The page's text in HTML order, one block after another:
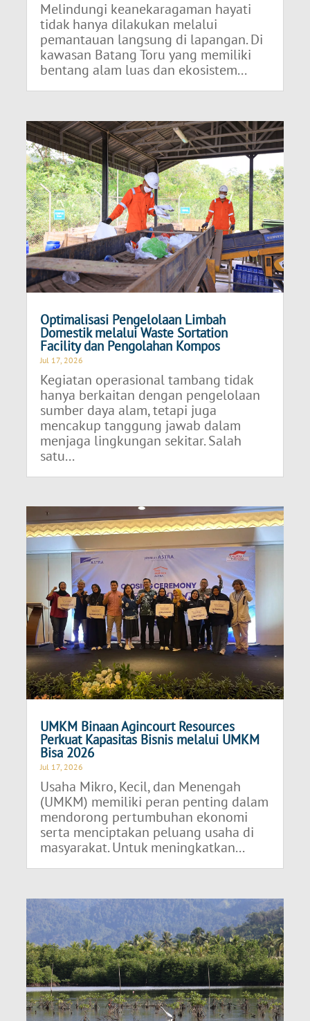
Melindungi keanekaragaman hayati
tidak hanya dilakukan melalui
pemantauan langsung di lapangan. Di
kawasan Batang Toru yang memiliki
bentang alam luas dan ekosistem...
Optimalisasi Pengelolaan Limbah
Domestik melalui Waste Sortation
Facility dan Pengolahan Kompos
Jul 17, 2026
Kegiatan operasional tambang tidak
hanya berkaitan dengan pengelolaan
sumber daya alam, tetapi juga
mencakup tanggung jawab dalam
menjaga lingkungan sekitar. Salah
satu...
UMKM Binaan Agincourt Resources
Perkuat Kapasitas Bisnis melalui UMKM
Bisa 2026
Jul 17, 2026
Usaha Mikro, Kecil, dan Menengah
(UMKM) memiliki peran penting dalam
mendorong pertumbuhan ekonomi
serta menciptakan peluang usaha di
masyarakat. Untuk meningkatkan...